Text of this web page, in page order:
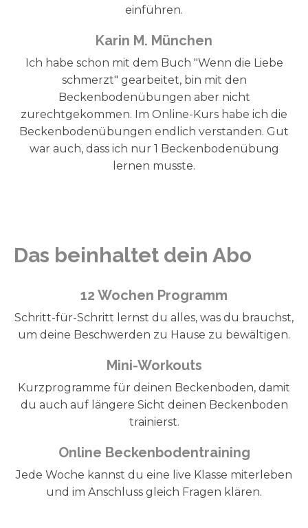
einführen.
Karin M. München
Ich habe schon mit dem Buch "Wenn die Liebe
schmerzt" gearbeitet, bin mit den
Beckenbodenübungen aber nicht
zurechtgekommen. Im Online-Kurs habe ich die
Beckenbodenübungen endlich verstanden. Gut
war auch, dass ich nur 1 Beckenbodenübung
lernen musste.
Das beinhaltet dein Abo
12 Wochen Programm
Schritt-für-Schritt lernst du alles, was du brauchst,
um deine Beschwerden zu Hause zu bewältigen.
Mini-Workouts
Kurzprogramme für deinen Beckenboden, damit
du auch auf längere Sicht deinen Beckenboden
trainierst.
Online Beckenbodentraining
Jede Woche kannst du eine live Klasse miterleben
und im Anschluss gleich Fragen klären.